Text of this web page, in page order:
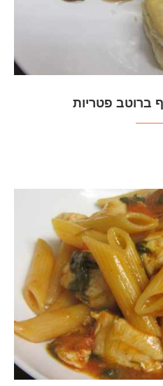
ברוטב פטריות